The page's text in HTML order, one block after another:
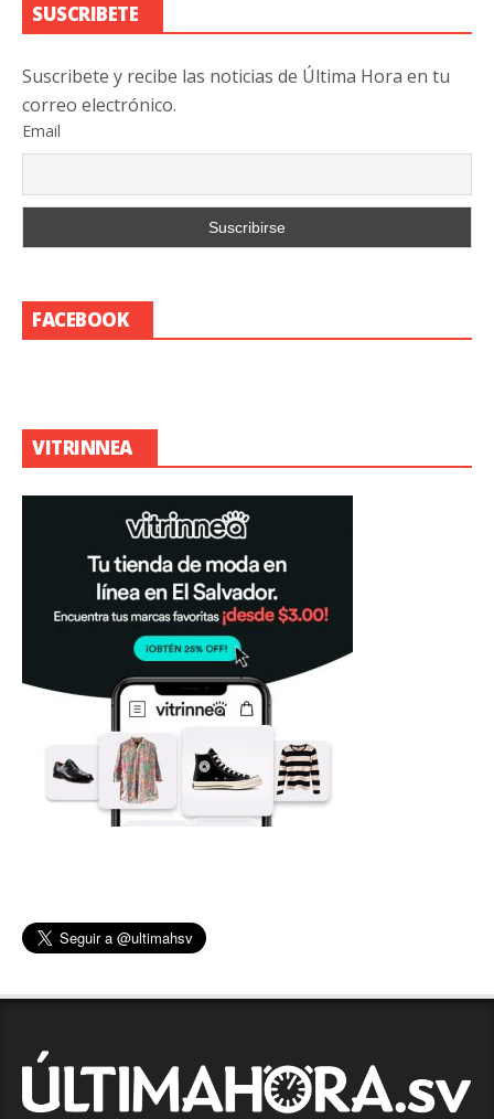
SUSCRIBETE
Suscribete y recibe las noticias de Última Hora en tu
correo electrónico.
Email
FACEBOOK
VITRINNEA